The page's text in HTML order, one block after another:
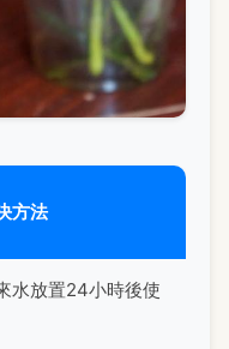
方法
水放置24小時後使